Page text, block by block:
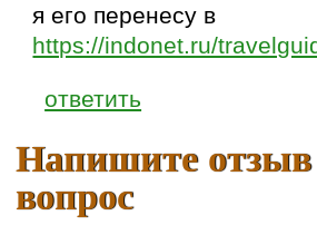
я его перенесу в
https://indonet.ru/
ответить
Напишите
вопрос